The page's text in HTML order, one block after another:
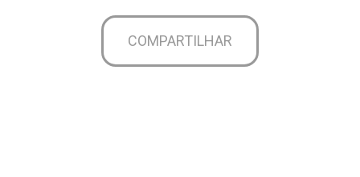
COMPARTILHAR